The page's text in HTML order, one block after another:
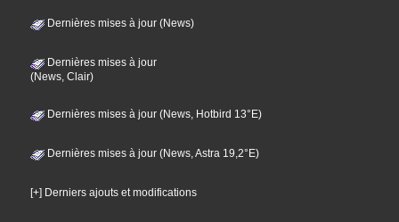
Dernières mises à jour (News)
Dernières mises à jour
(News, Clair)
Dernières mises à jour (News, Hotbird 13°E)
Dernières mises à jour (News, Astra 19,2°E)
[+] Derniers ajouts et modifications